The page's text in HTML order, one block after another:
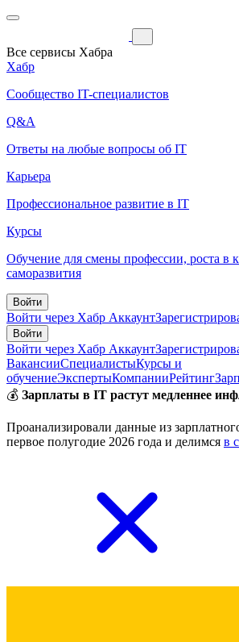
Все сервисы Хабра
Хабр
Сообщество IT-специалистов
Q&A
Ответы на любые вопросы об IT
Карьера
Профессиональное развитие в IT
Курсы
Обучение для смены профессии, роста в
саморазвития
Войти
Войти через Хабр Аккаунт
Войти
Войти через Хабр Аккаунт
ВакансииСпециалистыКурсы и
обучениеЭкспертыКомпанииРейтинг
💰 Зарплаты в IT растут медленнее
Проанализировали данные из
первое полугодие 2026 года и делимся в